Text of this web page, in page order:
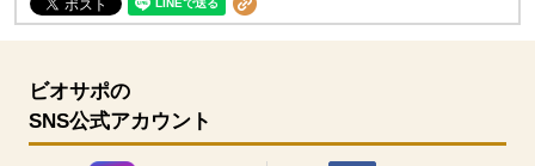
ビオサポの
SNS公式アカウント